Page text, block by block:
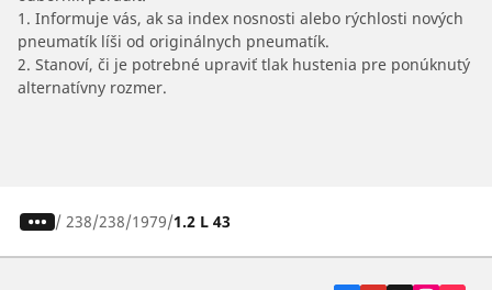
1. Informuje vás, ak sa index nosnosti alebo rýchlosti nových
pneumatík líši od originálnych pneumatík.
2. Stanoví, či je potrebné upraviť tlak hustenia pre ponúknutý
alternatívny rozmer.
/ 238 238 1979 1.2 L 43